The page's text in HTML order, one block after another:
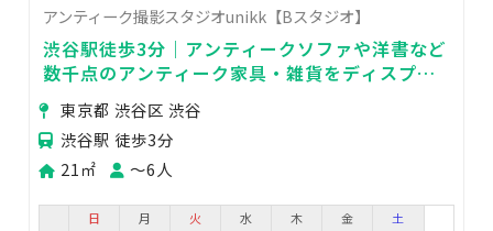
アンティーク撮影スタジオunikk【Bスタジオ】
渋谷駅徒歩3分｜アンティークソファや洋書など
数千点のアンティーク家具・雑貨をディスプレ
イ｜2面本棚書斎スタジオ｜自然光◎
東京都 渋谷区 渋谷
渋谷駅 徒歩3分
21㎡
〜6人
日
月
火
水
木
金
土